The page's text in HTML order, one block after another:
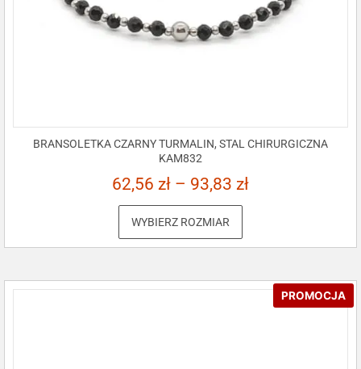
BRANSOLETKA CZARNY TURMALIN, STAL CHIRURGICZNA
KAM832
62,56 zł – 93,83 zł
WYBIERZ ROZMIAR
PROMOCJA